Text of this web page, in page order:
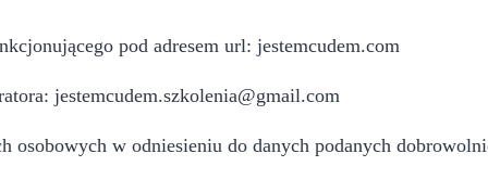
pod adresem url: jestemcudem.com
jestemcudem.szkolenia@gmail.com
osobowych w odniesieniu do danych podanych